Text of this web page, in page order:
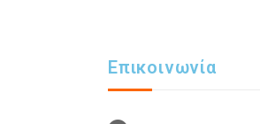
Επικοινωνία